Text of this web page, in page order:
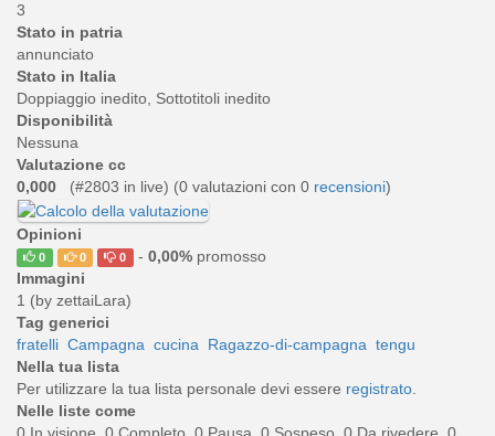
3
Stato in patria
annunciato
Stato in Italia
Doppiaggio inedito, Sottotitoli inedito
Disponibilità
Nessuna
Valutazione cc
0,000
(#2803 in live) (0 valutazioni con 0 recensioni)
Opinioni
0 0 0 - 0,00%promosso
Immagini
1 (by zettaiLara)
Tag generici
fratelli Campagna cucina Ragazzo-di-campagna tengu
Nella tua lista
Per utilizzare la tua lista personale devi essere registrato
Nelle liste come
0 In visione, 0 Completo, 0 Pausa, 0 Sospeso, 0 Da rivedere, 0